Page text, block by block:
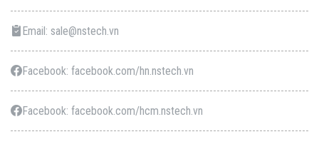
Email: sale@nstech.vn
Facebook: facebook.com/hn.nstech.vn
Facebook: facebook.com/hcm.nstech.vn